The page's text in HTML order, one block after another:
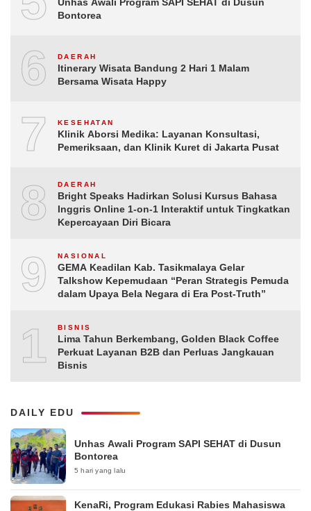
Bontorea
6 DAERAH
Itinerary Wisata Bandung 2 Hari 1 Malam
Bersama Wisata Happy
7 KESEHATAN
Klinik Aborsi Medika: Layanan Konsultasi,
Pemeriksaan, dan Klinik Kuret di Jakarta Pusat
8 DAERAH
Bright Speaks Hadirkan Solusi Kursus Bahasa
Inggris Online 1-on-1 Interaktif untuk Tingkatkan
Kepercayaan Diri Bicara
9 NASIONAL
GEMA Keadilan Kab. Tasikmalaya Gelar
Talkshow Kepemudaan “Peran Strategis Pemuda
dalam Upaya Bela Negara di Era Post-Truth”
10BISNIS
Lima Tahun Berkembang, Golden Black Coffee
Perkuat Layanan B2B dan Perluas Jangkauan
Bisnis
DAILY EDU
Unhas Awali Program SAPI SEHAT di Dusun
Bontorea
5 hari yang lalu
KenaRi, Program Edukasi Rabies Mahasiswa